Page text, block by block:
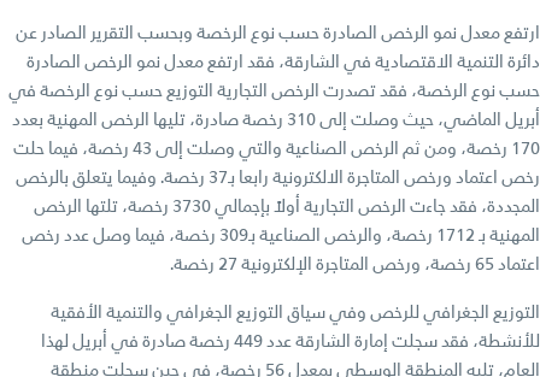
ارتفع معدل نمو الرخص الصادرة حسب نوع الرخصة وبحسب التقرير الصادر عن
دائرة التنمية الاقتصادية في الشارقة، فقد ارتفع معدل نمو الرخص الصادرة
حسب نوع الرخصة، فقد تصدرت الرخص التجارية التوزيع حسب نوع الرخصة في
أبريل الماضي، حيث وصلت إلى 310 رخصة صادرة، تليها الرخص المهنية بعدد
170 رخصة، ومن ثم الرخص الصناعية والتي وصلت إلى 43 رخصة، فيما حلت
رخص اعتماد ورخص المتاجرة الالكترونية رابعا بـ37 رخصة. وفيما يتعلق بالرخص
المجددة، فقد جاءت الرخص التجارية أولاً بإجمالي 3730 رخصة، تلتها الرخص
المهنية بـ 1712 رخصة، والرخص الصناعية بـ309 رخصة، فيما وصل عدد رخص
اعتماد 65 رخصة، ورخص المتاجرة الإلكترونية 27 رخصة.
التوزيع الجغرافي للرخص وفي سياق التوزيع الجغرافي والتنمية الأفقية
للأنشطة، فقد سجلت إمارة الشارقة عدد 449 رخصة صادرة في أبريل لهذا
العام، تليه المنطقة الوسطى بمعدل 56 رخصة، في حين سجلت منطقة